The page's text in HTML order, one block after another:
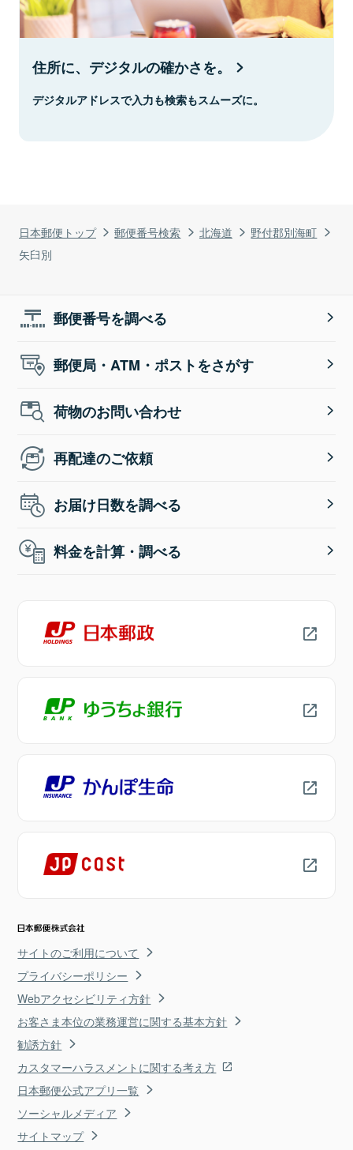
日本郵便トップ 郵便番号検索 北海道
野付郡別海町
矢臼別
住所に、デジタルの確かさを。
デジタルアドレスで入力も検索もスムーズに。
郵便番号を調べる
郵便局・ATM・ポストをさがす
荷物のお問い合わせ
再配達のご依頼
お届け日数を調べる
料金を計算・調べる
サイトのご利用について
プライバシーポリシー
Webアクセシビリティ方針
お客さま本位の業務運営に関する基本方針
勧誘方針
カスタマーハラスメントに関する考え方
日本郵便公式アプリ一覧
ソーシャルメディア
サイトマップ